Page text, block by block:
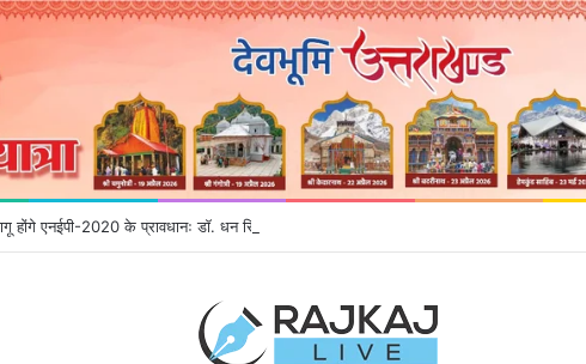
होंगे एनईपी-2020 के प्रावधानः डाॅ. धन सिंह रावत